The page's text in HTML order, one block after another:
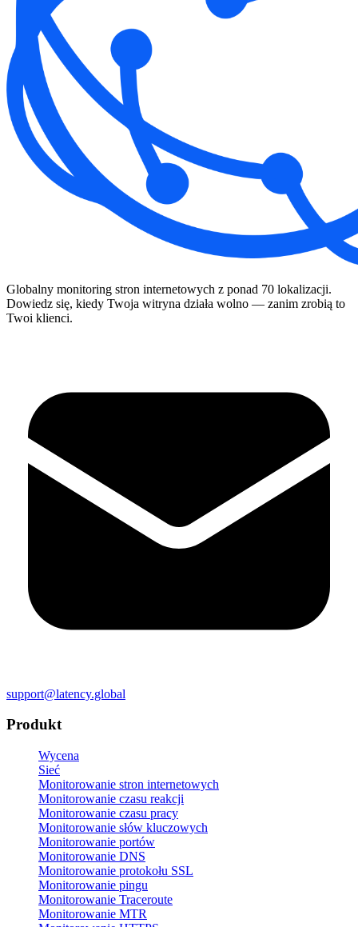
Globalny monitoring stron internetowych z ponad 70 lokalizacji.
Dowiedz się, kiedy Twoja witryna działa wolno — zanim zrobią to
Twoi klienci.
support@latency.global
Produkt
Wycena
Sieć
Monitorowanie stron internetowych
Monitorowanie czasu reakcji
Monitorowanie czasu pracy
Monitorowanie słów kluczowych
Monitorowanie portów
Monitorowanie DNS
Monitorowanie protokołu SSL
Monitorowanie pingu
Monitorowanie Traceroute
Monitorowanie MTR